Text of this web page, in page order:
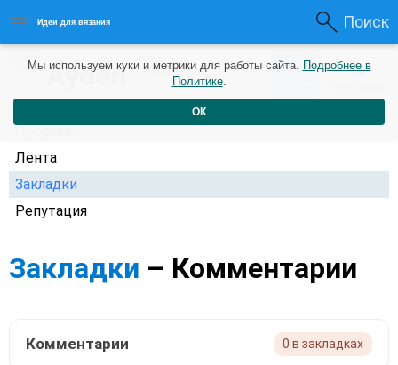
Идеи для вязания Поиск
Ayden2 года назад 0 0
Профиль
Лента
Закладки
Репутация
Закладки – Комментарии
Комментарии 0 в закладках
Мы используем куки и метрики для работы сайта. Подробнее в
Политике.
ОК